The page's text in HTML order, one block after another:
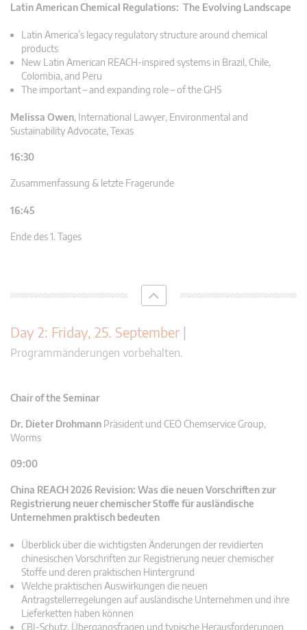
Latin American Chemical Regulations: The Evolving Landscape
Latin America’s legacy regulatory structure around chemical
products
New Latin American REACH-inspired systems in Brazil, Chile,
Colombia, and Peru
The important – and expanding role – of the GHS
Melissa Owen, International Lawyer, Environmental and
Sustainability Advocate, Texas
16:30
Zusammenfassung & letzte Fragerunde
16:45
Ende des 1. Tages
Day 2: Friday, 25. September |
Programmänderungen vorbehalten.
Chair of the Seminar
Dr. Dieter Drohmann Präsident und CEO Chemservice Group,
Worms
09:00
China REACH 2026 Revision: Was die neuen Vorschriften zur
Registrierung neuer chemischer Stoffe für ausländische
Unternehmen praktisch bedeuten
Überblick über die wichtigsten Änderungen der revidierten
chinesischen Vorschriften zur Registrierung neuer chemischer
Stoffe und deren praktischen Hintergrund
Welche praktischen Auswirkungen die neuen
Antragstellerregelungen auf ausländische Unternehmen und ihre
Lieferketten haben können
CBI-Schutz, Übergangsfragen und typische Herausforderungen